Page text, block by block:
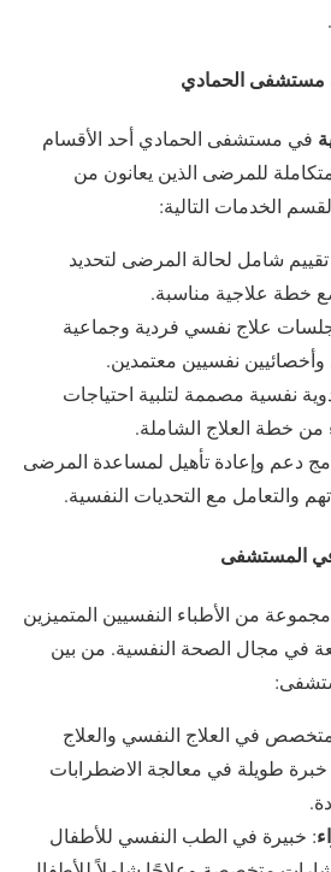
مستشفى الحمادي
في مستشفى الحمادي أحد الأقسام
للمرضى الذين يعانون من
الخدمات التالية:
تقييم شامل لحالة المرضى لتحديد
خطة علاجية مناسبة.
علاج نفسي فردية وجماعية
نفسيين معتمدين.
نفسية مصممة لتلبية احتياجات
خطة العلاج الشاملة.
دعم وإعادة تأهيل لمساعدة المرضى
والتعامل مع التحديات النفسية.
في المستشفى
من الأطباء النفسيين المتميزين
في مجال الصحة النفسية. من بين
في العلاج النفسي والعلاج
طويلة في معالجة الاضطرابات
: خبيرة في الطب النفسي للأطفال